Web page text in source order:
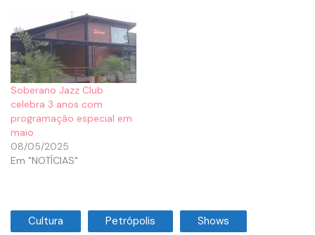
Soberano Jazz Club
celebra 3 anos com
programação especial em
maio
08/05/2025
Em "NOTÍCIAS"
Cultura Petrópolis Shows